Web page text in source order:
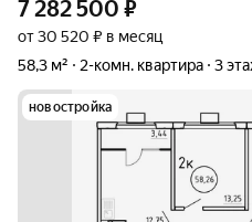
7 282 500 ₽
от 30 520 ₽ в месяц
58,3 м²
2-комн. квартира 3
новостройка